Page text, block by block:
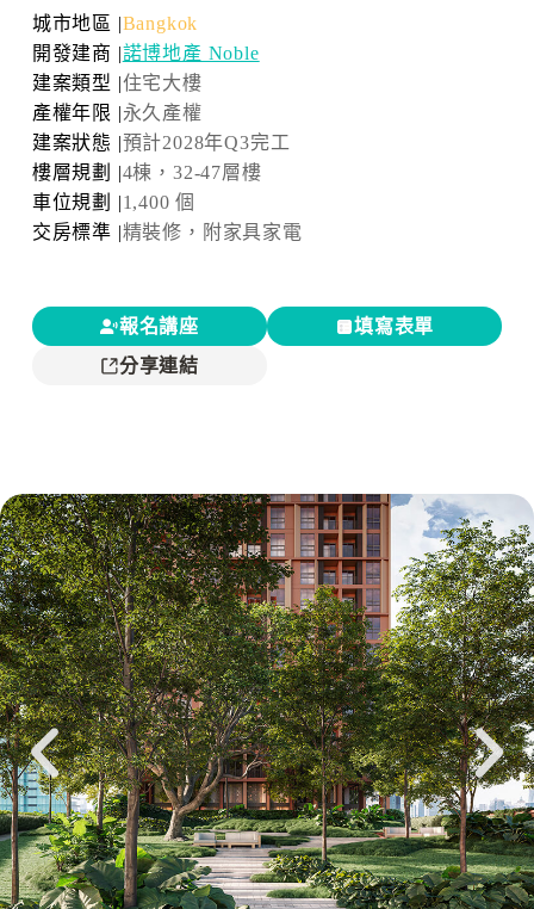
城市地區 |Bangkok
開發建商 |諾博地產 Noble
建案類型 |住宅大樓
產權年限 |永久產權
建案狀態 |預計2028年Q3完工
樓層規劃 |4棟，32-47層樓
車位規劃 |1,400 個
交房標準 |精裝修，附家具家電
報名講座
填寫表單
分享連結